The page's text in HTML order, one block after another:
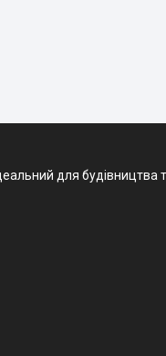
для будівництва